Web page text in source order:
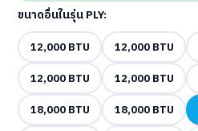
ขนาดอื่นในรุ่น PLY:
12,000 BTU
12,000 BTU
12,000 BTU
12,000 BTU
18,000 BTU
18,000 BTU